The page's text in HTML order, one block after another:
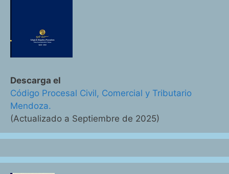
Descarga el
Código Procesal Civil, Comercial y Tributario
Mendoza.
(Actualizado a Septiembre de 2025)